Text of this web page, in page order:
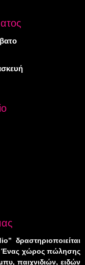
δραστηριοποιείται
Ένας χώρος πώλησης
παιχνιδιών, ειδών